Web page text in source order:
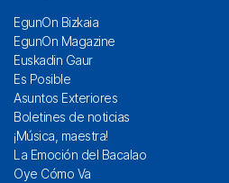
EgunOn Bizkaia
EgunOn Magazine
Euskadin Gaur
Es Posible
Asuntos Exteriores
Boletines de noticias
¡Música, maestra!
La Emoción del Bacalao
Oye Cómo Va